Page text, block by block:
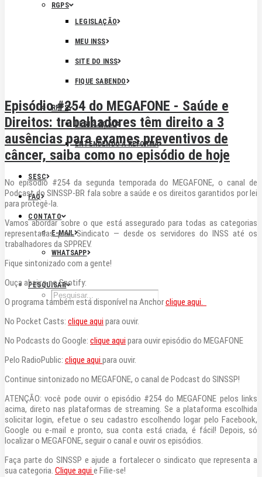
RGPS
LEGISLAÇÃO
MEU INSS
SITE DO INSS
FIQUE SABENDO
RPPS
LEGISLAÇÃO
ENTENDENDO A REFORMA
SESC
FAQ
CONTATO
E-MAIL
WHATSAPP
PESQUISAR
Episódio #254 do MEGAFONE - Saúde e
Direitos: trabalhadores têm direito a 3
ausências para exames preventivos de
câncer, saiba como no episódio de hoje
No episódio #254 da segunda temporada do MEGAFONE, o canal de
Podcast do SINSSP-BR fala sobre a saúde e os direitos garantidos por lei
para protegê-la.
Vamos abordar sobre o que está assegurado para todas as categorias
representadas pelo Sindicato — desde os servidores do INSS até os
trabalhadores da SPPREV.
Fique sintonizado com a gente!
Ouça abaixo no Spotify:
O programa também está disponível na Anchorclique aqui.
No Pocket Casts: clique aqui para ouvir.
No Podcasts do Google: clique aqui para ouvir episódio do MEGAFONE
Pelo RadioPublic: clique aqui para ouvir.
Continue sintonizado no MEGAFONE, o canal de Podcast do SINSSP!
ATENÇÃO: você pode ouvir o episódio #254 do MEGAFONE pelos links
acima, direto nas plataformas de streaming. Se a plataforma escolhida
solicitar login, efetue o seu cadastro escolhendo logar pelo Facebook,
Google ou e-mail e pronto, sua conta está criada, é fácil! Depois, só
localizar o MEGAFONE, seguir o canal e ouvir os episódios.
Faça parte do SINSSP e ajude a fortalecer o sindicato que representa a
sua categoria. Clique aqui e Filie-se!